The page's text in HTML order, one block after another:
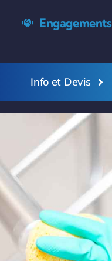
Engagements
Info et Devis